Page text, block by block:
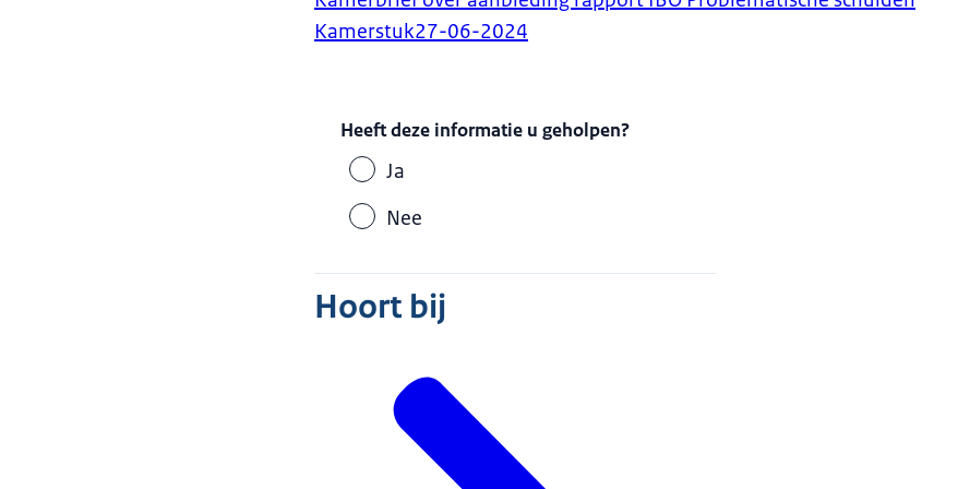
Kamerstuk27-06-2024
Heeft deze informatie u geholpen?
Ja
Nee
Hoort bij